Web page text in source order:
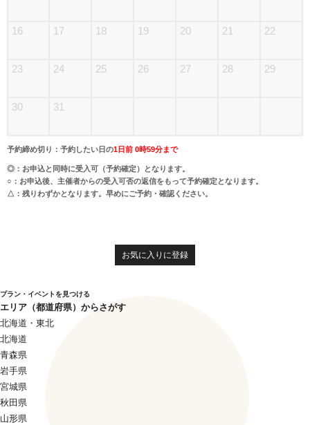
16 17 18 19 20 21 22
23 24 25 26 27 28 29
30 31
予約締め切り：予約したい日の1日前 0時59分まで
◎：お申込と同時に受入可（予約確定）となります。
○：お申込後、主催者からの受入可否の返信をもって予約確定となります。
△：残りわずかとなります。早めにご予約・確認ください。
お気に入りに登録
プラン・イベントを見つける
エリア（都道府県）からさがす
北海道・東北
北海道
青森県
岩手県
宮城県
秋田県
山形県